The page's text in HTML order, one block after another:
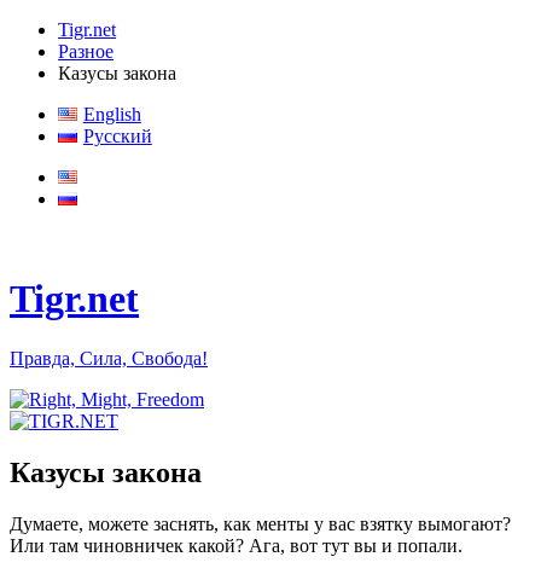
Tigr.net
Разное
Казусы закона
English
Русский
Tigr.net
Правда, Сила, Свобода!
Казусы закона
Думаете, можете заснять, как менты у вас взятку вымогают?
Или там чиновничек какой? Ага, вот тут вы и попали.